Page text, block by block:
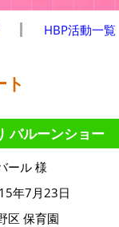
HBP活動一覧
ト
バルーンショー
ール 様
年7月23日
区 保育園